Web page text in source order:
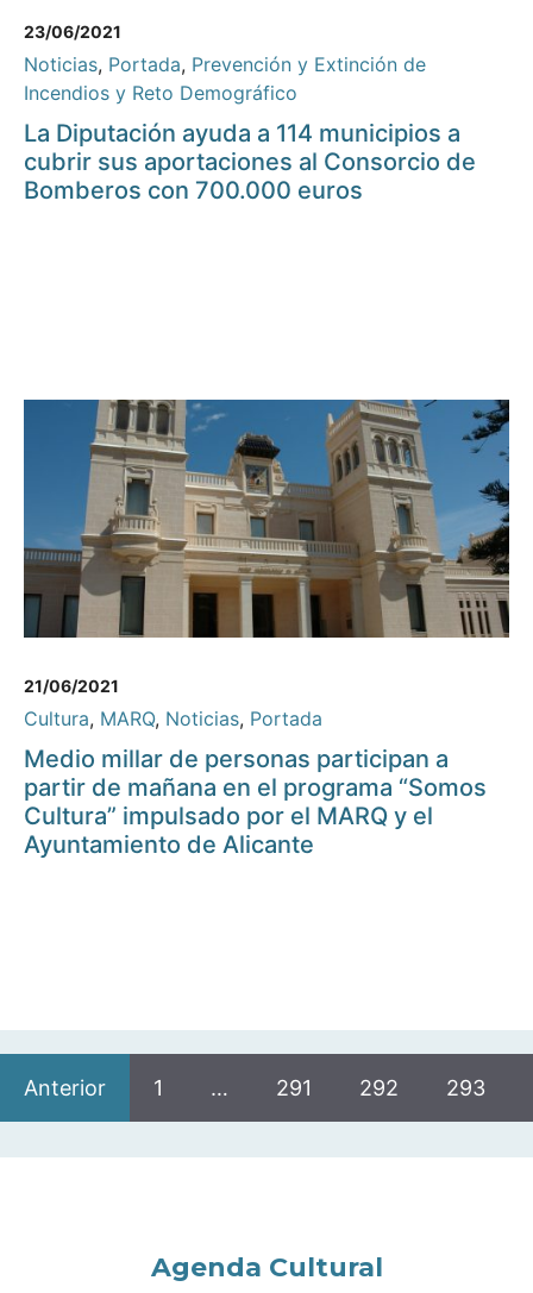
23/06/2021
Noticias, Portada, Prevención y Extinción de
Incendios y Reto Demográfico
La Diputación ayuda a 114 municipios a
cubrir sus aportaciones al Consorcio de
Bomberos con 700.000 euros
21/06/2021
Cultura, MARQ, Noticias, Portada
Medio millar de personas participan a
partir de mañana en el programa “Somos
Cultura” impulsado por el MARQ y el
Ayuntamiento de Alicante
Anterior 1 … 291 292 293
Agenda Cultural